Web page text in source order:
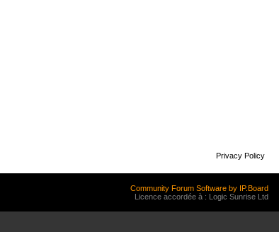
Privacy Policy
Community Forum Software by IP.Board
Licence accordée à : Logic Sunrise Ltd